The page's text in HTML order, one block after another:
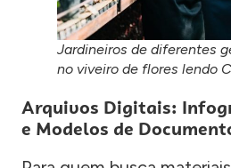
Jardineiros de diferentes
no viveiro de flores lendo
Arquivos Digitais:
e Modelos de